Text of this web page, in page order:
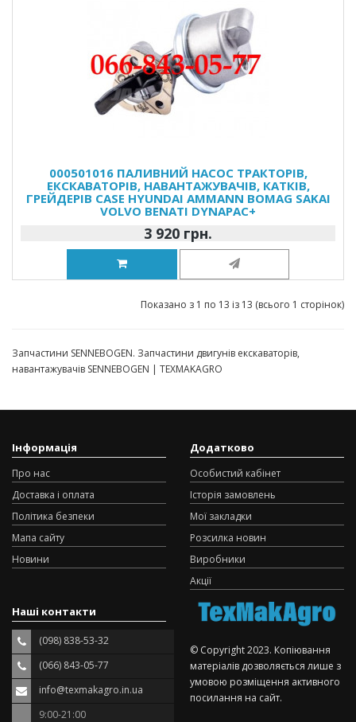
000501016 ПАЛИВНИЙ НАСОС ТРАКТОРІВ,
ЕКСКАВАТОРІВ, НАВАНТАЖУВАЧІВ, КАТКІВ,
ГРЕЙДЕРІВ CASE HYUNDAI AMMANN BOMAG SAKAI
VOLVO BENATI DYNAPAC+
3 920 грн.
Показано з 1 по 13 із 13 (всього 1 сторінок)
Запчастини SENNEBOGEN. Запчастини двигунів екскаваторів,
навантажувачів SENNEBOGEN | TEXMAKAGRO
Інформація
Про нас
Доставка і оплата
Політика безпеки
Мапа сайту
Новини
Додатково
Особистий кабінет
Історія замовлень
Мої закладки
Розсилка новин
Виробники
Акції
Наші контакти
(098) 838-53-32
(066) 843-05-77
info@texmakagro.in.ua
9:00-21:00
© Copyright 2023. Копіювання
матеріалів дозволяється лише з
умовою розміщення активного
посилання на сайт.